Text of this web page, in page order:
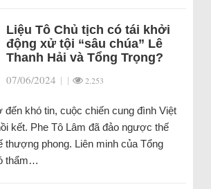
Liệu Tô Chủ tịch có tái khởi
động xử tội “sâu chúa” Lê
Thanh Hải và Tổng Trọng?
07/06/2024 | | 2.253
đến khó tin, cuộc chiến cung đình Việt
kết. Phe Tô Lâm đã đảo ngược thế
thượng phong. Liên minh của Tổng
thẩm…